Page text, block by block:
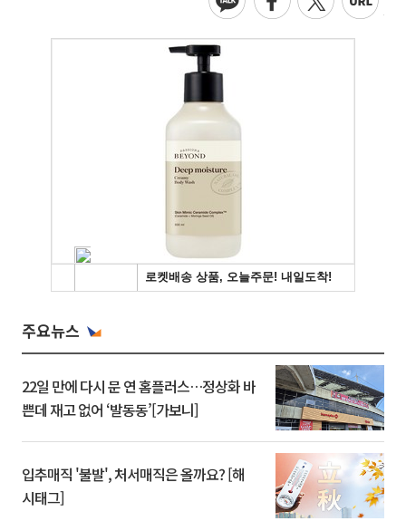
주요뉴스
22일 만에 다시 문 연 홈플러스…정상화 바
쁜데 재고 없어 ‘발동동’[가보니]
입추매직 '불발', 처서매직은 올까요? [해
시태그]